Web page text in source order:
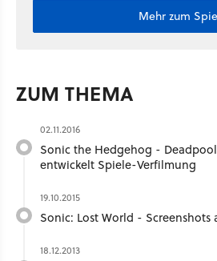
Mehr zum
ZUM THEMA
02.11.2016
Sonic the Hedgehog -
entwickelt Spiele-Verfilmung
19.10.2015
Sonic: Lost World - Screenshots
18.12.2013